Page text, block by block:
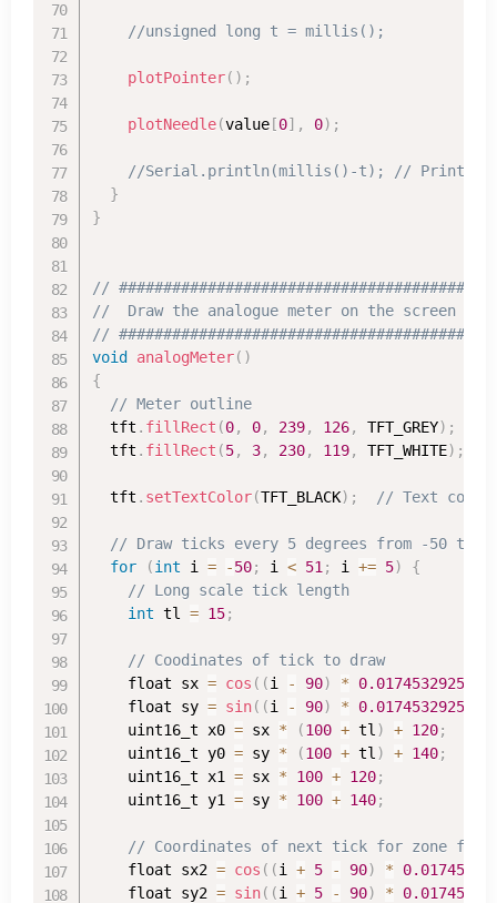
//unsigned long t = millis();
plotPointer( ) ;
plotNeedle(value [0] , 0) ;
//Serial.println(millis()-t); // Print time
}
}
//
//  Draw the analogue meter on the screen
//
void
analogMeter( )
{
// Meter outline
  tft
. fillRect (0, 0, 239, 126, TFT_GREY) ;
  tft
. fillRect (5, 3, 230, 119, TFT_WHITE) ;
  tft
. setTextColor(TFT_BLACK) ; // Text
// Draw ticks every 5 degrees from -50 to
for
(int i = -50; i < 51 ; i += 5)
{
// Long scale tick length
int tl = 15;
// Coodinates of tick to draw
    float sx
= cos ( (i - 90) * 0.0174532925
    float sy
= sin( (i - 90) * 0.0174532925
    uint16_t x0
= sx * (100 + tl ) + 120;
    uint16_t y0
= sy * (100 + tl ) + 140;
    uint16_t x1
= sx * 100 + 120;
    uint16_t y1
= sy * 100 + 140;
// Coordinates of next tick for zone fill
    float sx2
= cos ( (i + 5 - 90) *
    float sy2
= sin( (i + 5 - 90) *